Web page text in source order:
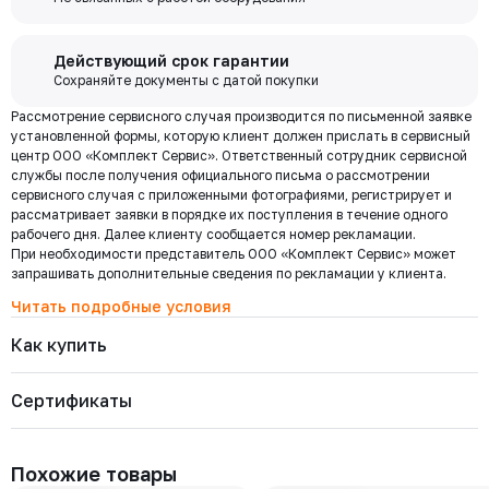
3 013 ₽
7015-010-63
Давление номинальное
РУ 63
Диаметр номинальный
ДУ 10
Наличие
Есть
Цена с НДС
2 819 ₽ Купить
7015-008-63
Давление номинальноеДиаметр номинальныйНаличие
Цена с НДС Купить
Обмен документами через Диадок это обмен и подписание
любых документов без дублирования на бумаге. Приглашаем Вас
приступить к работе по обмену документами в электронном
виде.
Подробнее
Бесплатная
доставка по
Москве и
области при
заказе от 30
000 ₽
Региональная доставка
Мы стремимся сократить издержки по доставке заказов для наших
клиентов!
Москве. Условия доставки до терминалов ТК в других городах
габаритов и конечного пункта назначения. Услуги по доставке от
Самовывоз
Осуществляется с 8:00 до 17:30 после полной оплаты заказа и по
Действующий срок гарантии
Сохраняйте документы с датой покупки
Рассмотрение сервисного случая производится по письменной заявке
установленной формы, которую клиент должен прислать в сервисный
центр ООО «Комплект Сервис». Ответственный сотрудник сервисной
службы после получения официального письма о рассмотрении
сервисного случая с приложенными фотографиями, регистрирует и
рассматривает заявки в порядке их поступления в течение одного
рабочего дня. Далее клиенту сообщается номер рекламации.
При необходимости представитель ООО «Комплект Сервис» может
запрашивать дополнительные сведения по рекламации у клиента.
Читать подробные условия
Как купить
Сертификаты
Похожие товары